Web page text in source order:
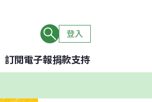
登入
訂閱電子報捐款支持